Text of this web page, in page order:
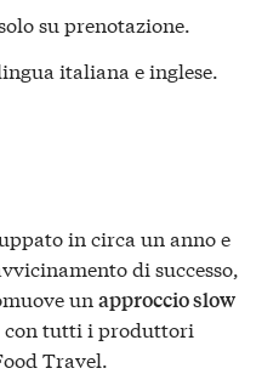
su prenotazione.
italiana e inglese.
in circa un anno e
di successo,
un approccio slow
con tutti i produttori
Travel.